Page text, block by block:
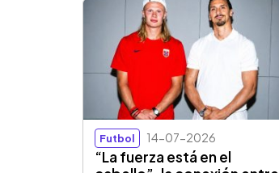
Futbol 14-07-2026
“La fuerza está en el